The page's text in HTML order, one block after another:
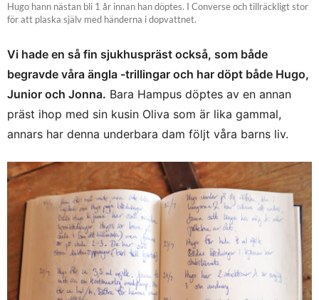
Hugo hann nästan bli 1 år innan han döptes. I Converse och tillräckligt stor
för att plaska själv med händerna i dopvattnet.
Vi hade en så fin sjukhuspräst också, som både
begravde våra ängla -trillingar och har döpt både Hugo,
Junior och Jonna. Bara Hampus döptes av en annan
präst ihop med sin kusin Oliva som är lika gammal,
annars har denna underbara dam följt våra barns liv.